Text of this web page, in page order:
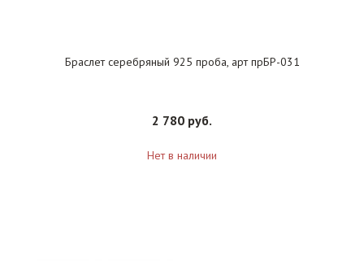
Браслет серебряный 925 проба, арт прБР-031
2 780 руб.
Нет в наличии